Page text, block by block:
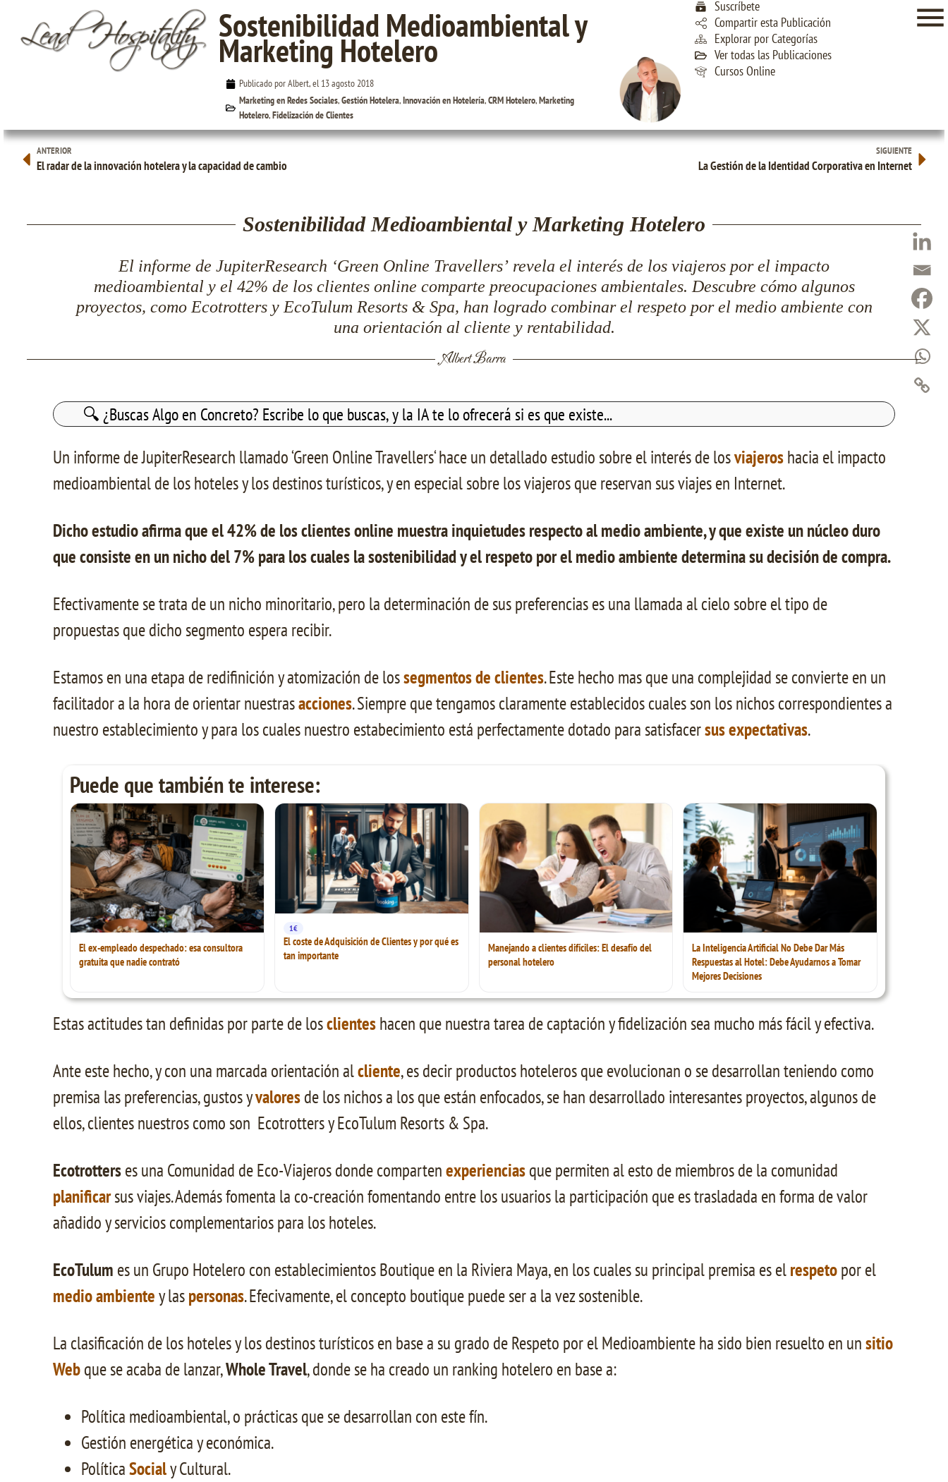
Sostenibilidad Medioambiental y
Marketing Hotelero
Publicado por Albert, el 13 agosto 2018
Marketing en Redes Sociales,Gestión Hotelera,Innovación en Hotelería,CRM Hotelero,Marketing
Hotelero,Fidelización de Clientes
Suscríbete
Compartir esta Publicación
Explorar por Categorías
Ver todas las Publicaciones
Cursos Online
ANTERIOR
El radar de la innovación hotelera y la capacidad de cambio
SIGUIENTE
La Gestión de la Identidad Corporativa en Internet
Sostenibilidad Medioambiental y Marketing Hotelero
El informe de JupiterResearch ‘Green Online Travellers’ revela el interés de los viajeros por el impacto
medioambiental y el 42% de los clientes online comparte preocupaciones ambientales. Descubre cómo algunos
proyectos, como Ecotrotters y EcoTulum Resorts & Spa, han logrado combinar el respeto por el medio ambiente con
una orientación al cliente y rentabilidad.
Albert Barra
Buscar:
Un informe de JupiterResearch llamado ‘Green Online Travellers‘ hace un detallado estudio sobre el interés de losviajeroshacia el impacto
medioambiental de los hoteles y los destinos turísticos, y en especial sobre los viajeros que reservan sus viajes en Internet.
Dicho estudio afirma que el 42% de los clientes online muestra inquietudes respecto al medio ambiente, y que existe un núcleo duro
que consiste en un nicho del 7% para los cuales la sostenibilidad y el respeto por el medio ambiente determina su decisión de compra.
Efectivamente se trata de un nicho minoritario, pero la determinación de sus preferencias es una llamada al cielo sobre el tipo de
propuestas que dicho segmento espera recibir.
Estamos en una etapa de redifinición y atomización de lossegmentos de clientes. Este hecho mas que una complejidad se convierte en un
facilitador a la hora de orientar nuestrasacciones. Siempre que tengamos claramente establecidos cuales son los nichos correspondientes a
nuestro establecimiento y para los cuales nuestro estabecimiento está perfectamente dotado para satisfacersus expectativas.
Puede que también te interese:
El ex-empleado despechado: esa consultora
gratuita que nadie contrató
1€
El coste de Adquisición de Clientes y por qué es
tan importante
Manejando a clientes difíciles: El desafío del
personal hotelero
La Inteligencia Artificial No Debe Dar Más
Respuestas al Hotel: Debe Ayudarnos a Tomar
Mejores Decisiones
Estas actitudes tan definidas por parte de losclienteshacen que nuestra tarea de captación y fidelización sea mucho más fácil y efectiva.
Ante este hecho, y con una marcada orientación alcliente, es decir productos hoteleros que evolucionan o se desarrollan teniendo como
premisa las preferencias, gustos yvaloresde los nichos a los que están enfocados, se han desarrollado interesantes proyectos, algunos de
ellos, clientes nuestros como son Ecotrotters y EcoTulum Resorts & Spa.
Ecotrotterses una Comunidad de Eco-Viajeros donde compartenexperienciasque permiten al esto de miembros de la comunidad
planificarsus viajes. Además fomenta la co-creación fomentando entre los usuarios la participación que es trasladada en forma de valor
añadido y servicios complementarios para los hoteles.
EcoTulum es un Grupo Hotelero con establecimientos Boutique en la Riviera Maya, en los cuales su principal premisa es elrespetopor el
medio ambientey laspersonas. Efecivamente, el concepto boutique puede ser a la vez sostenible.
La clasificación de los hoteles y los destinos turísticos en base a su grado de Respeto por el Medioambiente ha sido bien resuelto en unsitio
Webque se acaba de lanzar,Whole Travel, donde se ha creado un ranking hotelero en base a:
Política medioambiental, o prácticas que se desarrollan con este fín.
Gestión energética y económica.
PolíticaSocialy Cultural.